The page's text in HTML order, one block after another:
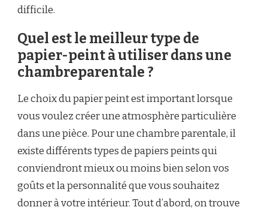
difficile.
Quel est le meilleur type de
papier-peint à utiliser dans une
chambreparentale ?
Le choix du papier peint est important lorsque
vous voulez créer une atmosphère particulière
dans une pièce. Pour une chambre parentale, il
existe différents types de papiers peints qui
conviendront mieux ou moins bien selon vos
goûts et la personnalité que vous souhaitez
donner à votre intérieur. Tout d’abord, on trouve